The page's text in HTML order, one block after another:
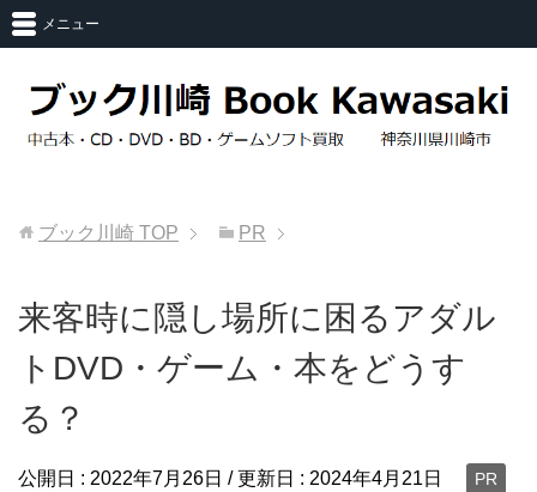
メニュー
ブック川崎 TOP PR
来客時に隠し場所に困るアダル
トDVD・ゲーム・本をどうす
る？
公開日 : 2022年7月26日 / 更新日 : 2024年4月21日 PR